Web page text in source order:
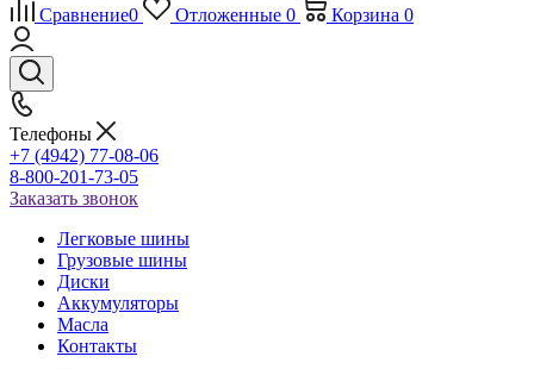
Сравнение0 Отложенные 0 Корзина 0
Телефоны
+7 (4942) 77-08-06
8-800-201-73-05
Заказать звонок
Легковые шины
Грузовые шины
Диски
Аккумуляторы
Масла
Контакты